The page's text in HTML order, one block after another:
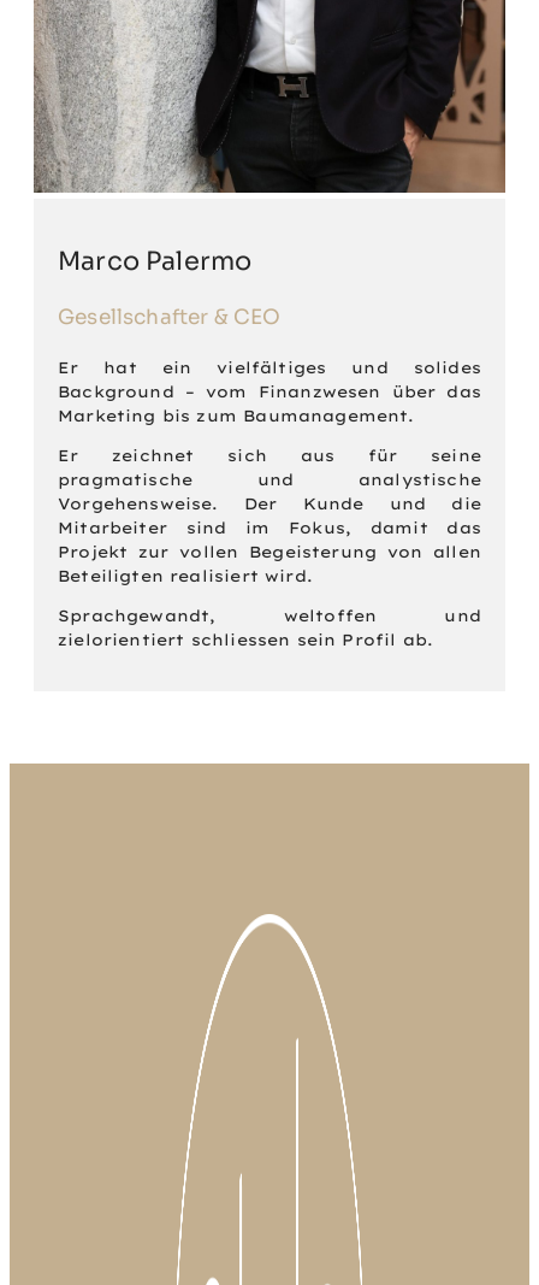
Marco Palermo
Gesellschafter & CEO
Er hat ein vielfältiges und solides
Background – vom Finanzwesen über das
Marketing bis zum Baumanagement.
Er zeichnet sich aus für seine
pragmatische und analystische
Vorgehensweise. Der Kunde und die
Mitarbeiter sind im Fokus, damit das
Projekt zur vollen Begeisterung von allen
Beteiligten realisiert wird.
Sprachgewandt, weltoffen und
zielorientiert schliessen sein Profil ab.